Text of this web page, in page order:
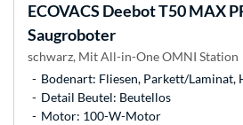
ECOVACS Deebot T50 MAX
Saugroboter
schwarz, Mit All-in-One OMNI Station
Bodenart: Fliesen, Parkett/Laminat,
Detail Beutel: Beutellos
Motor: 100-W-Motor